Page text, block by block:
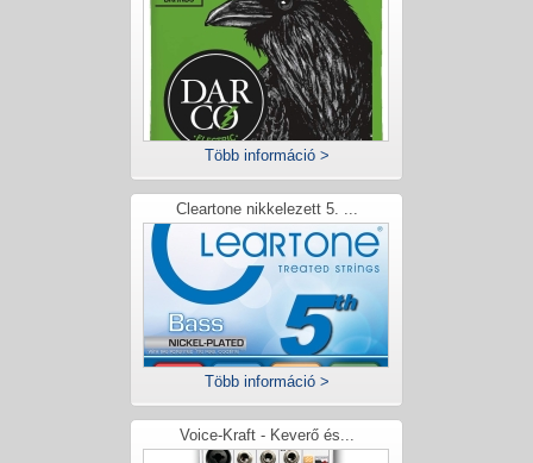
Több információ >
Cleartone nikkelezett 5. ...
Több információ >
Voice-Kraft - Keverő és...